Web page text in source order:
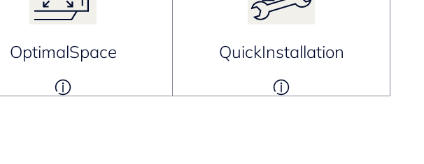
OptimalSpace QuickInstallation